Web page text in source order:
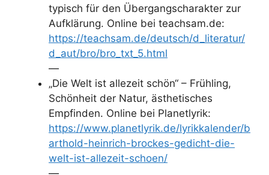
typisch für den Übergangscharakter zur
Aufklärung. Online bei teachsam.de:
https://teachsam.de/deutsch/d_literatur/
d_aut/bro/bro_txt_5.html
—
„Die Welt ist allezeit schön“ – Frühling,
Schönheit der Natur, ästhetisches
Empfinden. Online bei Planetlyrik:
https://www.planetlyrik.de/lyrikkalender/b
arthold-heinrich-brockes-gedicht-die-
welt-ist-allezeit-schoen/